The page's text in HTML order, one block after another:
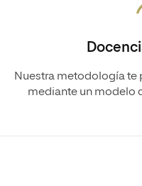
Nuestra metodología te
mediante un modelo